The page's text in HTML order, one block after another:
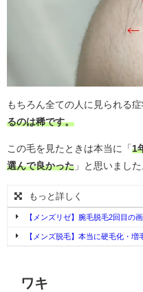
もちろん全ての人に見られる症
るのは稀です。
この毛を見たときは本当に「 1
選んで良かった 」と思いました
もっと詳しく
【メンズリゼ】腕毛脱毛2回目の
【メンズ脱毛】本当に硬毛化・
ワキ